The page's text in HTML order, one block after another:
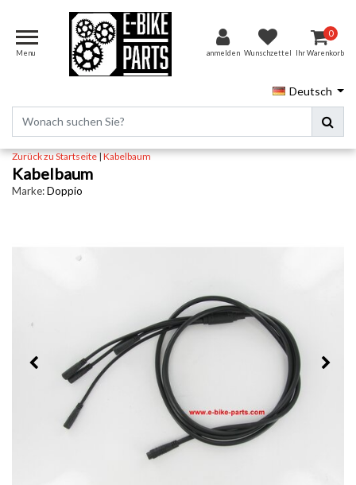
Menu anmelden Wunschzettel
0
Ihr Warenkorb
Deutsch
Zurück zu Startseite|Kabelbaum
Kabelbaum
Marke:Doppio